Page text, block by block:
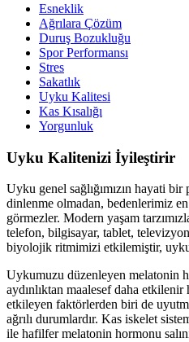
Esneklik
Ağrılara Çözüm
Duruş Bozukluğu
Spor Performansı
Stres
Sakatlık
Uyku Kalitesi
Kas Kısalığı
Yorgunluk
Uyku Kalitenizi İyileştirir
Uyku genel sağlığımızın hayati
dinlenme olmadan, bedenlerimiz
görmezler. Modern yaşam
telefon, bilgisayar, tablet,
biyolojik ritmimizi etkilemiştir,
Uykumuzu düzenleyen melatonin
aydınlıktan maalesef daha
etkileyen faktörlerden biri de
ağrılı durumlardır. Kas iskelet
ile hafilfer melatonin hormonu